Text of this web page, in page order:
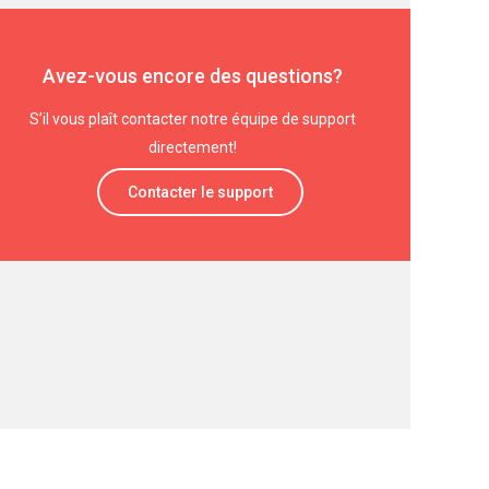
Avez-vous encore des questions?
S’il vous plaît contacter notre équipe de support
directement!
Contacter le support